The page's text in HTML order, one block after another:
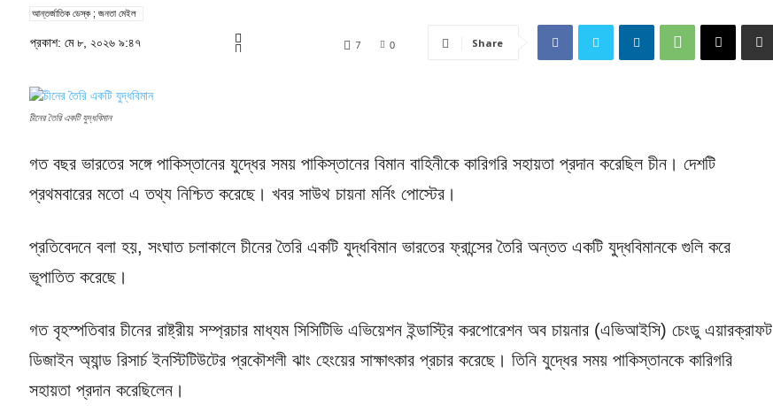
আন্তর্জাতিক ডেস্ক ; জনতা মেইল
প্রকাশ: মে ৮, ২০২৬ ৯:৪৭ 0
7 Share
চীনের তৈরি একটি যুদ্ধবিমান
গত বছর ভারতের সঙ্গে পাকিস্তানের যুদ্ধের সময় পাকিস্তানের বিমান বাহিনীকে কারিগরি সহায়তা প্রদান করেছিল চীন। দেশটি
প্রথমবারের মতো এ তথ্য নিশ্চিত করেছে। খবর সাউথ চায়না মর্নিং পোস্টের।
প্রতিবেদনে বলা হয়, সংঘাত চলাকালে চীনের তৈরি একটি যুদ্ধবিমান ভারতের ফ্রান্সের তৈরি অন্তত একটি যুদ্ধবিমানকে গুলি করে
ভূপাতিত করেছে।
গত বৃহস্পতিবার চীনের রাষ্ট্রীয় সম্প্রচার মাধ্যম সিসিটিভি এভিয়েশন ইন্ডাস্ট্রি করপোরেশন অব চায়নার (এভিআইসি) চেংডু এয়ারক্রাফট
ডিজাইন অ্যান্ড রিসার্চ ইনস্টিটিউটের প্রকৌশলী ঝাং হেংয়ের সাক্ষাৎকার প্রচার করেছে। তিনি যুদ্ধের সময় পাকিস্তানকে কারিগরি
সহায়তা প্রদান করেছিলেন।